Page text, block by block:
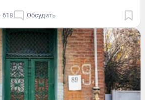
618 Обсудить